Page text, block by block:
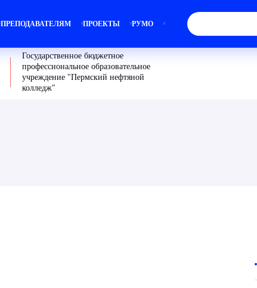
ПРЕПОДАВАТЕЛЯМ ПРОЕКТЫ РУМО
Государственное бюджетное
профессиональное образовательное
учреждение "Пермский нефтяной
колледж"